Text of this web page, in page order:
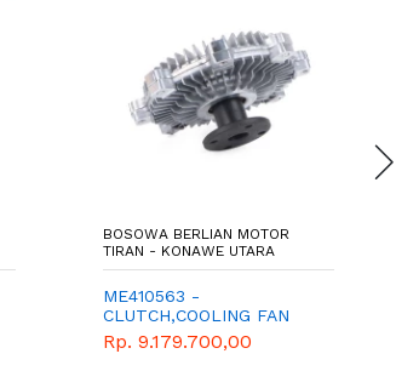
BOSOWA BERLIAN MOTOR
TIRAN - KONAWE UTARA
ME410563 -
CLUTCH,COOLING FAN
Rp. 9.179.700,00